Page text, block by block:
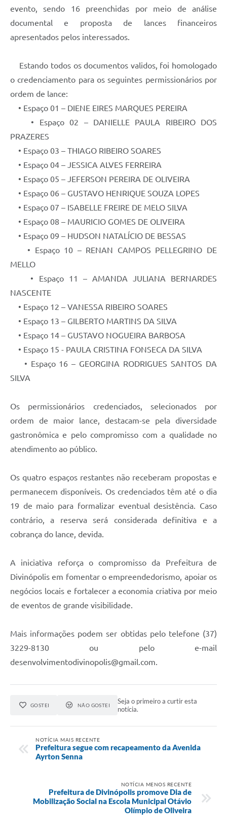
evento, sendo 16 preenchidas por meio de análise
documental e proposta de lances financeiros
apresentados pelos interessados.
Estando todos os documentos validos, foi homologado
o credenciamento para os seguintes permissionários por
ordem de lance:
• Espaço 01 – DIENE EIRES MARQUES PEREIRA
• Espaço 02 – DANIELLE PAULA RIBEIRO DOS
PRAZERES
• Espaço 03 – THIAGO RIBEIRO SOARES
• Espaço 04 – JESSICA ALVES FERREIRA
• Espaço 05 – JEFERSON PEREIRA DE OLIVEIRA
• Espaço 06 – GUSTAVO HENRIQUE SOUZA LOPES
• Espaço 07 – ISABELLE FREIRE DE MELO SILVA
• Espaço 08 – MAURICIO GOMES DE OLIVEIRA
• Espaço 09 – HUDSON NATALÍCIO DE BESSAS
• Espaço 10 – RENAN CAMPOS PELLEGRINO DE
MELLO
• Espaço 11 – AMANDA JULIANA BERNARDES
NASCENTE
• Espaço 12 – VANESSA RIBEIRO SOARES
• Espaço 13 – GILBERTO MARTINS DA SILVA
• Espaço 14 – GUSTAVO NOGUEIRA BARBOSA
• Espaço 15 - PAULA CRISTINA FONSECA DA SILVA
• Espaço 16 – GEORGINA RODRIGUES SANTOS DA
SILVA
Os permissionários credenciados, selecionados por
ordem de maior lance, destacam-se pela diversidade
gastronômica e pelo compromisso com a qualidade no
atendimento ao público.
Os quatro espaços restantes não receberam propostas e
permanecem disponíveis. Os credenciados têm até o dia
19 de maio para formalizar eventual desistência. Caso
contrário, a reserva será considerada definitiva e a
cobrança do lance, devida.
A iniciativa reforça o compromisso da Prefeitura de
Divinópolis em fomentar o empreendedorismo, apoiar os
negócios locais e fortalecer a economia criativa por meio
de eventos de grande visibilidade.
Mais informações podem ser obtidas pelo telefone (37)
3229-8130 ou pelo e-mail
desenvolvimentodivinopolis@gmail.com.
GOSTEI NÃO GOSTEI
Seja o primeiro a curtir esta
notícia.
NOTÍCIA MAIS RECENTE
Prefeitura segue com recapeamento da Avenida
Ayrton Senna
NOTÍCIA MENOS RECENTE
Prefeitura de Divinópolis promove Dia de
Mobilização Social na Escola Municipal Otávio
Olímpio de Oliveira